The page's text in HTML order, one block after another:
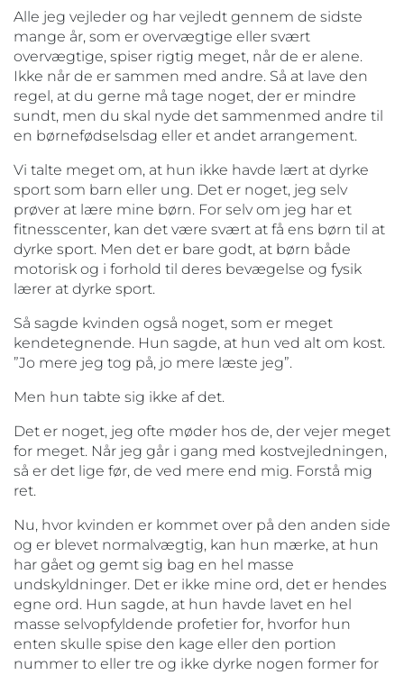
Alle jeg vejleder og har vejledt gennem de sidste
mange år, som er overvægtige eller svært
overvægtige, spiser rigtig meget, når de er alene.
Ikke når de er sammen med andre. Så at lave den
regel, at du gerne må tage noget, der er mindre
sundt, men du skal nyde det sammenmed andre til
en børnefødselsdag eller et andet arrangement.
Vi talte meget om, at hun ikke havde lært at dyrke
sport som barn eller ung. Det er noget, jeg selv
prøver at lære mine børn. For selv om jeg har et
fitnesscenter, kan det være svært at få ens børn til at
dyrke sport. Men det er bare godt, at børn både
motorisk og i forhold til deres bevægelse og fysik
lærer at dyrke sport.
Så sagde kvinden også noget, som er meget
kendetegnende. Hun sagde, at hun ved alt om kost.
”Jo mere jeg tog på, jo mere læste jeg”.
Men hun tabte sig ikke af det.
Det er noget, jeg ofte møder hos de, der vejer meget
for meget. Når jeg går i gang med kostvejledningen,
så er det lige før, de ved mere end mig. Forstå mig
ret.
Nu, hvor kvinden er kommet over på den anden side
og er blevet normalvægtig, kan hun mærke, at hun
har gået og gemt sig bag en hel masse
undskyldninger. Det er ikke mine ord, det er hendes
egne ord. Hun sagde, at hun havde lavet en hel
masse selvopfyldende profetier for, hvorfor hun
enten skulle spise den kage eller den portion
nummer to eller tre og ikke dyrke nogen former for